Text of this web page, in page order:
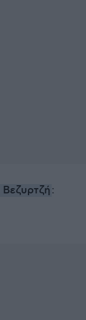
Βεζυρτζή: